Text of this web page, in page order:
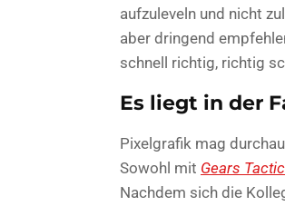
aufzuleveln und nicht
aber dringend
schnell richtig, richtig
Es liegt in der
Pixelgrafik mag
Sowohl mit Gears
Nachdem sich die